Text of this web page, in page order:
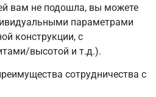
вам не подошла, вы можете
параметрами
конструкции, с
высотой и т.д.).
сотрудничества с